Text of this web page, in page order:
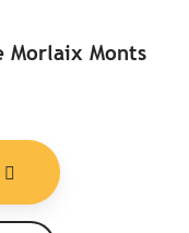
Morlaix Monts